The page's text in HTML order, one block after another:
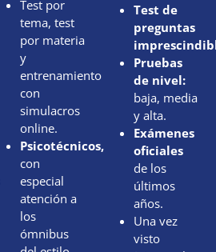
Test por
tema, test
por materia
y
entrenamiento
con
simulacros
online.
Psicotécnicos,
con
especial
atención a
los
ómnibus
Test de
preguntas
Pruebas
de nivel:
baja, media
y alta.
Exámenes
oficiales
de los
últimos
años.
Una vez
visto